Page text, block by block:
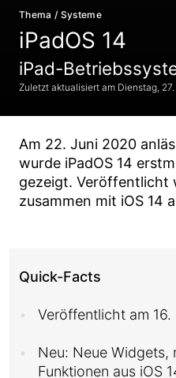
Thema / Systeme
iPadOS 14
iPad-
Dienstag,
Am 22. Juni 2020
wurde iPadOS 14
gezeigt. Veröffentlicht
zusammen mit iOS 14
Quick-Facts
Veröffentlicht am
Neu: Neue Widgets,
Funktionen aus iOS